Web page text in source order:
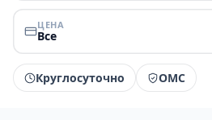
ЦЕНА
Все
Круглосуточно ОМС